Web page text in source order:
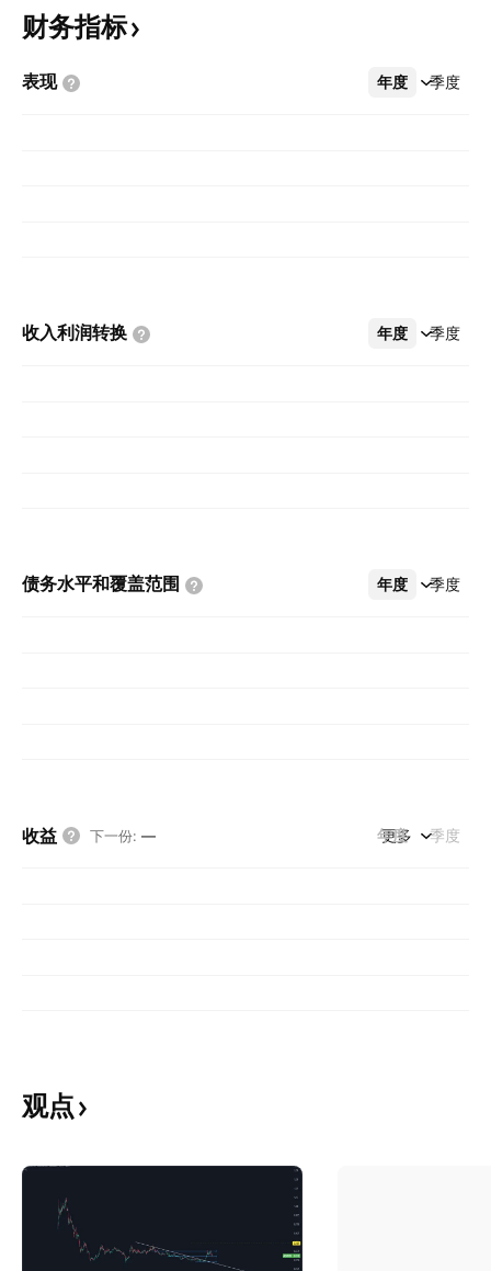
财务指标
表现 年度 季度
更多
收入利润转换 年度 季度
更多
债务水平和覆盖范围 年度 季度
更多
收益 下一份: — 年度 季度
更多
观点